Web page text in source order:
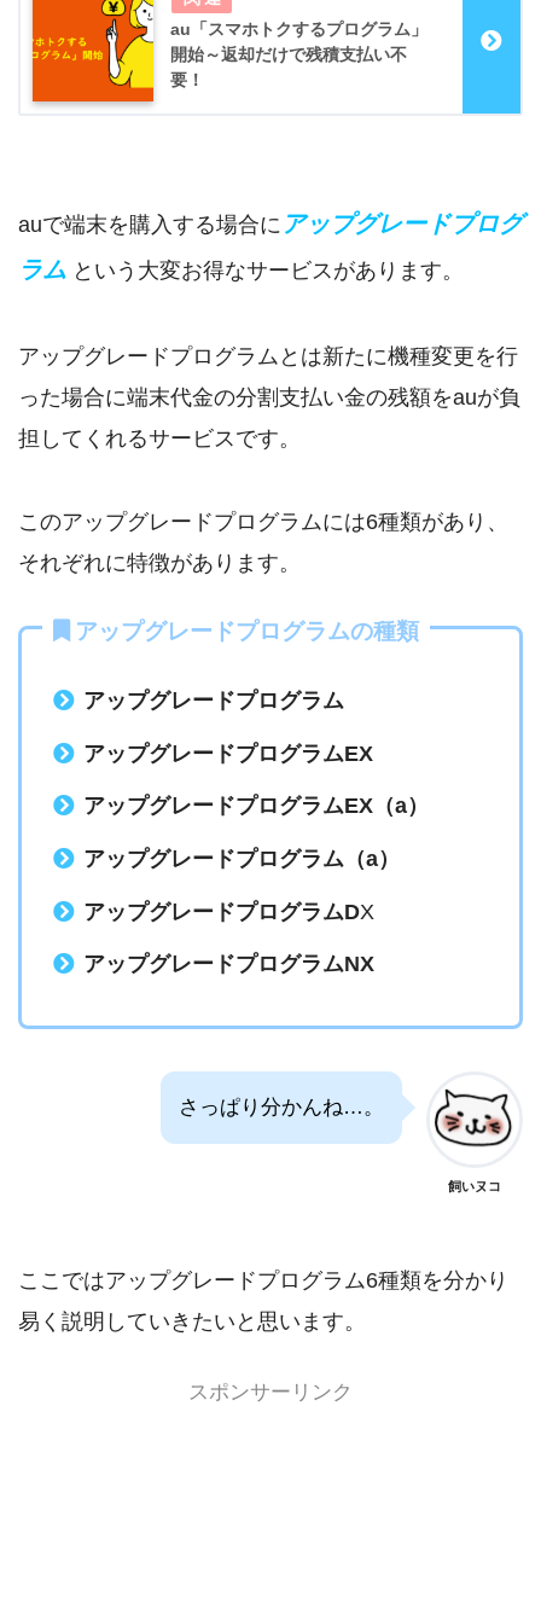
au「スマホトクするプログラム」
開始～返却だけで残積支払い不
要！
auで端末を購入する場合に アップグレードプログ
ラム という大変お得なサービスがあります。
アップグレードプログラムとは新たに機種変更を行
った場合に端末代金の分割支払い金の残額をauが負
担してくれるサービスです。
このアップグレードプログラムには6種類があり、
それぞれに特徴があります。
アップグレードプログラムの種類
アップグレードプログラム
アップグレードプログラムEX
アップグレードプログラムEX（a）
アップグレードプログラム（a）
アップグレードプログラムDX
アップグレードプログラムNX
さっぱり分かんね…。
飼いヌコ
ここではアップグレードプログラム6種類を分かり
易く説明していきたいと思います。
スポンサーリンク